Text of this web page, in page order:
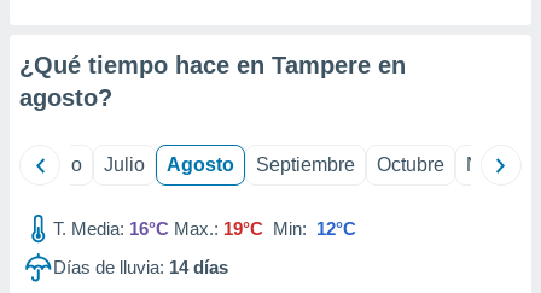
de
1199
¿Qué tiempo hace en Tampere en
agosto?
Junio Julio Agosto Septiembre Octubre
T. Media: 16°C Max.: 19°C Min: 12°C
Días de lluvia: 14días